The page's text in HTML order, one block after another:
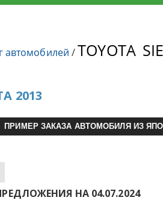
автомобилей /TOYOTA
2013
ПРИМЕР ЗАКАЗА АВТОМОБИЛЯ ИЗ
НА 04.07.2024